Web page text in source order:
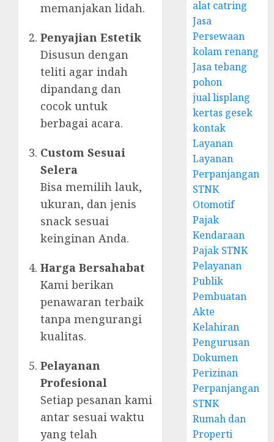
memanjakan lidah.
Penyajian Estetik
Disusun dengan
teliti agar indah
dipandang dan
cocok untuk
berbagai acara.
Custom Sesuai
Selera
Bisa memilih lauk,
ukuran, dan jenis
snack sesuai
keinginan Anda.
Harga Bersahabat
Kami berikan
penawaran terbaik
tanpa mengurangi
kualitas.
Pelayanan
Profesional
Setiap pesanan kami
antar sesuai waktu
yang telah
alat catring
Jasa
Persewaan
kolam renang
Jasa tebang
pohon
jual lisplang
kertas gesek
kontak
Layanan
Layanan
Perpanjangan
STNK
Otomotif
Pajak
Kendaraan
Pajak STNK
Pelayanan
Publik
Pembuatan
Akte
Kelahiran
Pengurusan
Dokumen
Perizinan
Perpanjangan
STNK
Rumah dan
Properti